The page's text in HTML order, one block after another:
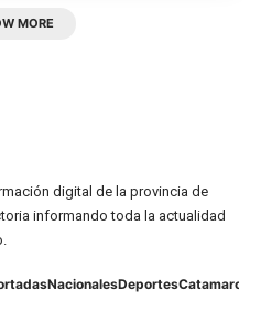
MORE
digital de la provincia de
informando toda la actualidad
NacionalesDeportesCatamarca